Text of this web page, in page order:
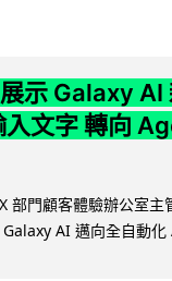
示 Galaxy AI
文字 轉向
部門顧客體驗辦公室主
AI 邁向全自動